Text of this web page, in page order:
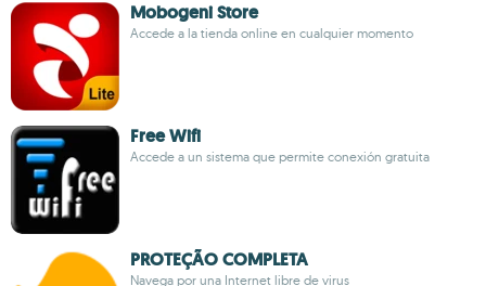
Mobogeni Store
Accede a la tienda online en cualquier momento
Free Wifi
Accede a un sistema que permite conexión gratuita
PROTEÇÃO COMPLETA
Navega por una Internet libre de virus